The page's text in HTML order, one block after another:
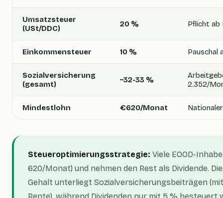
Umsatzsteuer
(USt/DDC)
20 % Pflicht ab
Einkommensteuer 10 % Pauschal
Sozialversicherung
(gesamt)
~32-33 %
2.352/
Mindestlohn €620/Monat
Steueroptimierungsstrategie: Viele EOOD-
620/Monat) und nehmen den Rest als Dividende.
Gehalt unterliegt Sozialversicherungsbeiträgen